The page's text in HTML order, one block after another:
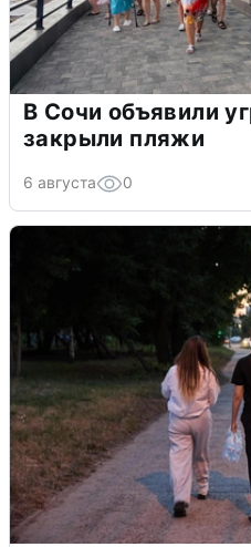
В Сочи объявили
закрыли пляжи
6 августа 0